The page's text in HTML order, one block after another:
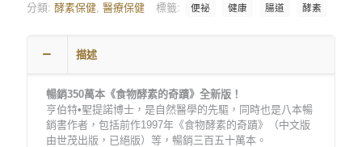
分類: 酵素保健 醫療保健 標籤: 便祕 健康 腸道 酵素
描述
暢銷350萬本《食物酵素的奇蹟》全新版！
亨伯特•聖提諾博士，是自然醫學的先驅，同時也是八本暢
銷書作者，包括前作1997年《食物酵素的奇蹟》（中文版
由世茂出版，已絕版）等，暢銷三百五十萬本。